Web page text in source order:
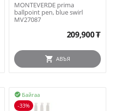
MONTEVERDE prima
ballpoint pen, blue swirl
MV27087
209,900₮
АВЪЯ
Байгаа

-33%